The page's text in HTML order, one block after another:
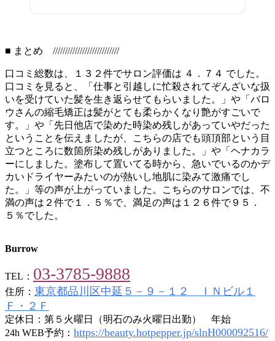
■ まとめ ///////////////////////////
口コミ総数は、１３２件でサロン評価は ４．７４ でした。
口コミを見ると、「仕事と引越しに忙殺されてぞんざいな扱
いを受けていた髪を生き返らせてもらいました。」や「バロ
ウさんの縮毛矯正は髪がとても柔らかくなり艶がすごいで
す。」や「先日他店で染めた時染め残しがあっていやだった
ということを伝えましたが、こちらの店でも頭頂部という目
立つところに数箇所染め残しがありました。」や「ヘナカラ
ーにしました。塗布して置いてる時から、急いでいるのかデ
カいドライヤーみたいのが熱いし地肌に染みて激痛でし
た。」等の声が上がっていました。こちらのサロンでは、不
満の声は２件で１．５％で、満足の声は１２６件で９５．
５％でした。
Burrow
TEL： 03-3785-9888
住所： 東京都品川区中延５－９－１２ ＩＮビル１
Ｆ・２Ｆ
定休日：第５火曜日（明石のみ火曜日出勤） 年始
24h WEB予約： https://beauty.hotpepper.jp/slnH000092516/